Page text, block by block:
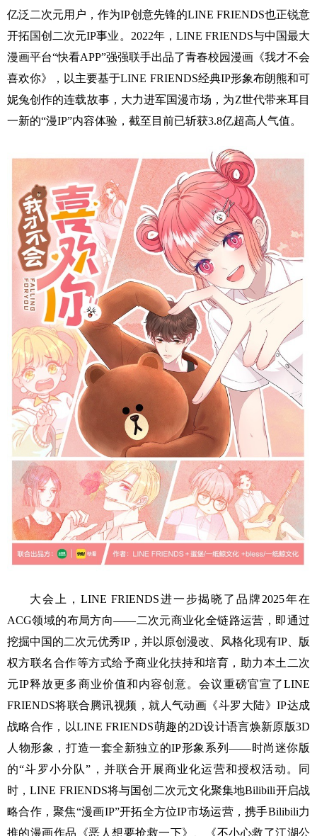
亿泛二次元用户，作为IP创意先锋的LINE FRIENDS也正锐意
开拓国创二次元IP事业。2022年，LINE FRIENDS与中国最大
漫画平台“快看APP”强强联手出品了青春校园漫画《我才不会
喜欢你》，以主要基于LINE FRIENDS经典IP形象布朗熊和可
妮兔创作的连载故事，大力进军国漫市场，为Z世代带来耳目
一新的“漫IP”内容体验，截至目前已斩获3.8亿超高人气值。
大会上，LINE FRIENDS进一步揭晓了品牌2025年在
ACG领域的布局方向——二次元商业化全链路运营，即通过
挖掘中国的二次元优秀IP，并以原创漫改、风格化现有IP、版
权方联名合作等方式给予商业化扶持和培育，助力本土二次
元IP释放更多商业价值和内容创意。会议重磅官宣了LINE
FRIENDS将联合腾讯视频，就人气动画《斗罗大陆》IP达成
战略合作，以LINE FRIENDS萌趣的2D设计语言焕新原版3D
人物形象，打造一套全新独立的IP形象系列——时尚迷你版
的“斗罗小分队”，并联合开展商业化运营和授权活动。同
时，LINE FRIENDS将与国创二次元文化聚集地Bilibili开启战
略合作，聚焦“漫画IP”开拓全方位IP市场运营，携手Bilibili力
推的漫画作品《恶人想要抢救一下》、《不小心救了江湖公